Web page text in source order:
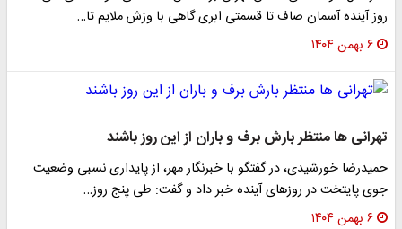
روز آینده آسمان صاف تا قسمتی ابری گاهی با وزش ملایم تا…
۶ بهمن ۱۴۰۴
تهرانی ها منتظر بارش برف و باران از این روز باشند
حمیدرضا خورشیدی، در گفتگو با خبرنگار مهر، از پایداری نسبی وضعیت
جوی پایتخت در روزهای آینده خبر داد و گفت: طی پنج روز…
۶ بهمن ۱۴۰۴